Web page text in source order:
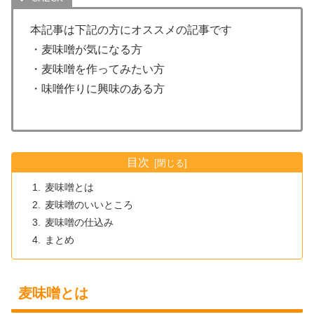
本記事は下記の方にオススメの記事です
・麦味噌が気になる方
・麦味噌を作ってみたい方
・味噌作りに興味のある方
目次
麦味噌とは
麦味噌のいいところ
麦味噌の仕込み
まとめ
麦味噌とは